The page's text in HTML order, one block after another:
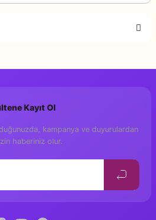
Yorum Yaz
Kayıt Ol
kampanya ve duyurulardan
haberiniz olur.